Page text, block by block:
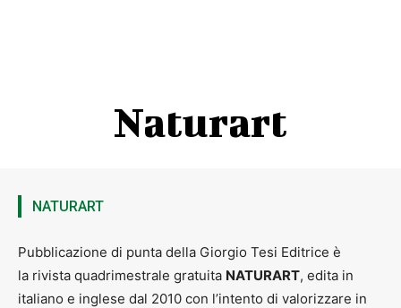
Naturart
NATURART
Pubblicazione di punta della Giorgio Tesi Editrice è
la rivista quadrimestrale gratuita NATURART, edita in
italiano e inglese dal 2010 con l’intento di valorizzare in